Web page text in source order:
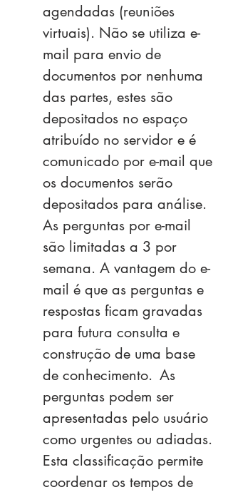
agendadas (reuniões
virtuais). Não se utiliza e-
mail para envio de
documentos por nenhuma
das partes, estes são
depositados no espaço
atribuído no servidor e é
comunicado por e-mail que
os documentos serão
depositados para análise.
As perguntas por e-mail
são limitadas a 3 por
semana. A vantagem do e-
mail é que as perguntas e
respostas ficam gravadas
para futura consulta e
construção de uma base
de conhecimento. As
perguntas podem ser
apresentadas pelo usuário
como urgentes ou adiadas.
Esta classificação permite
coordenar os tempos de